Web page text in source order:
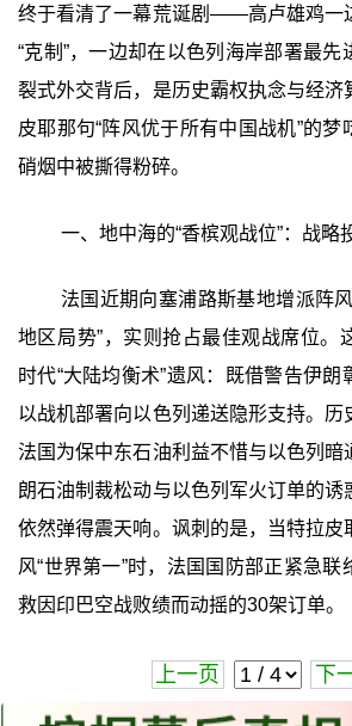
终于看清了一幕荒诞剧——高卢雄鸡一
“克制”，一边却在以色列海岸部署最先
裂式外交背后，是历史霸权执念与经济
皮耶那句“阵风优于所有中国战机”的梦
硝烟中被撕得粉碎。
一、地中海的“香槟观战位”：战略
法国近期向塞浦路斯基地增派阵
地区局势”，实则抢占最佳观战席位。
时代“大陆均衡术”遗风：既借警告伊朗
以战机部署向以色列递送隐形支持。
法国为保中东石油利益不惜与以色列暗
朗石油制裁松动与以色列军火订单的诱
依然弹得震天响。讽刺的是，当特拉皮
风“世界第一”时，法国国防部正紧急
救因印巴空战败绩而动摇的30架订单。
上一页 下